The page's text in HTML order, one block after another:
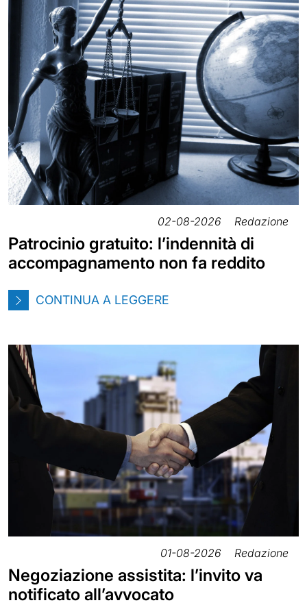
02-08-2026 Redazione
Patrocinio gratuito: l’indennità di
accompagnamento non fa reddito
CONTINUA A LEGGERE
01-08-2026 Redazione
Negoziazione assistita: l’invito va
notificato all’avvocato